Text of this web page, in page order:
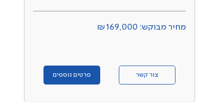
מחיר מבוקש: ₪169,000
צור קשר פרטים נוספים